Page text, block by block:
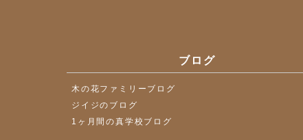
ブログ
木の花ファミリーブログ
ジイジのブログ
1ヶ月間の真学校ブログ